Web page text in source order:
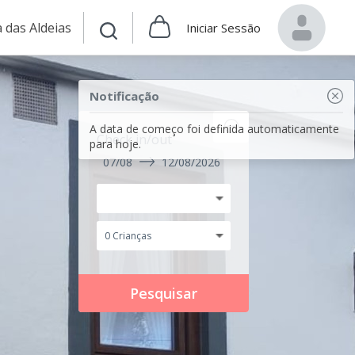
das Aldeias Iniciar Sessão
Notificação
A data de começo foi definida automaticamente
para hoje.
Check in/out
07/08 12/08/2026